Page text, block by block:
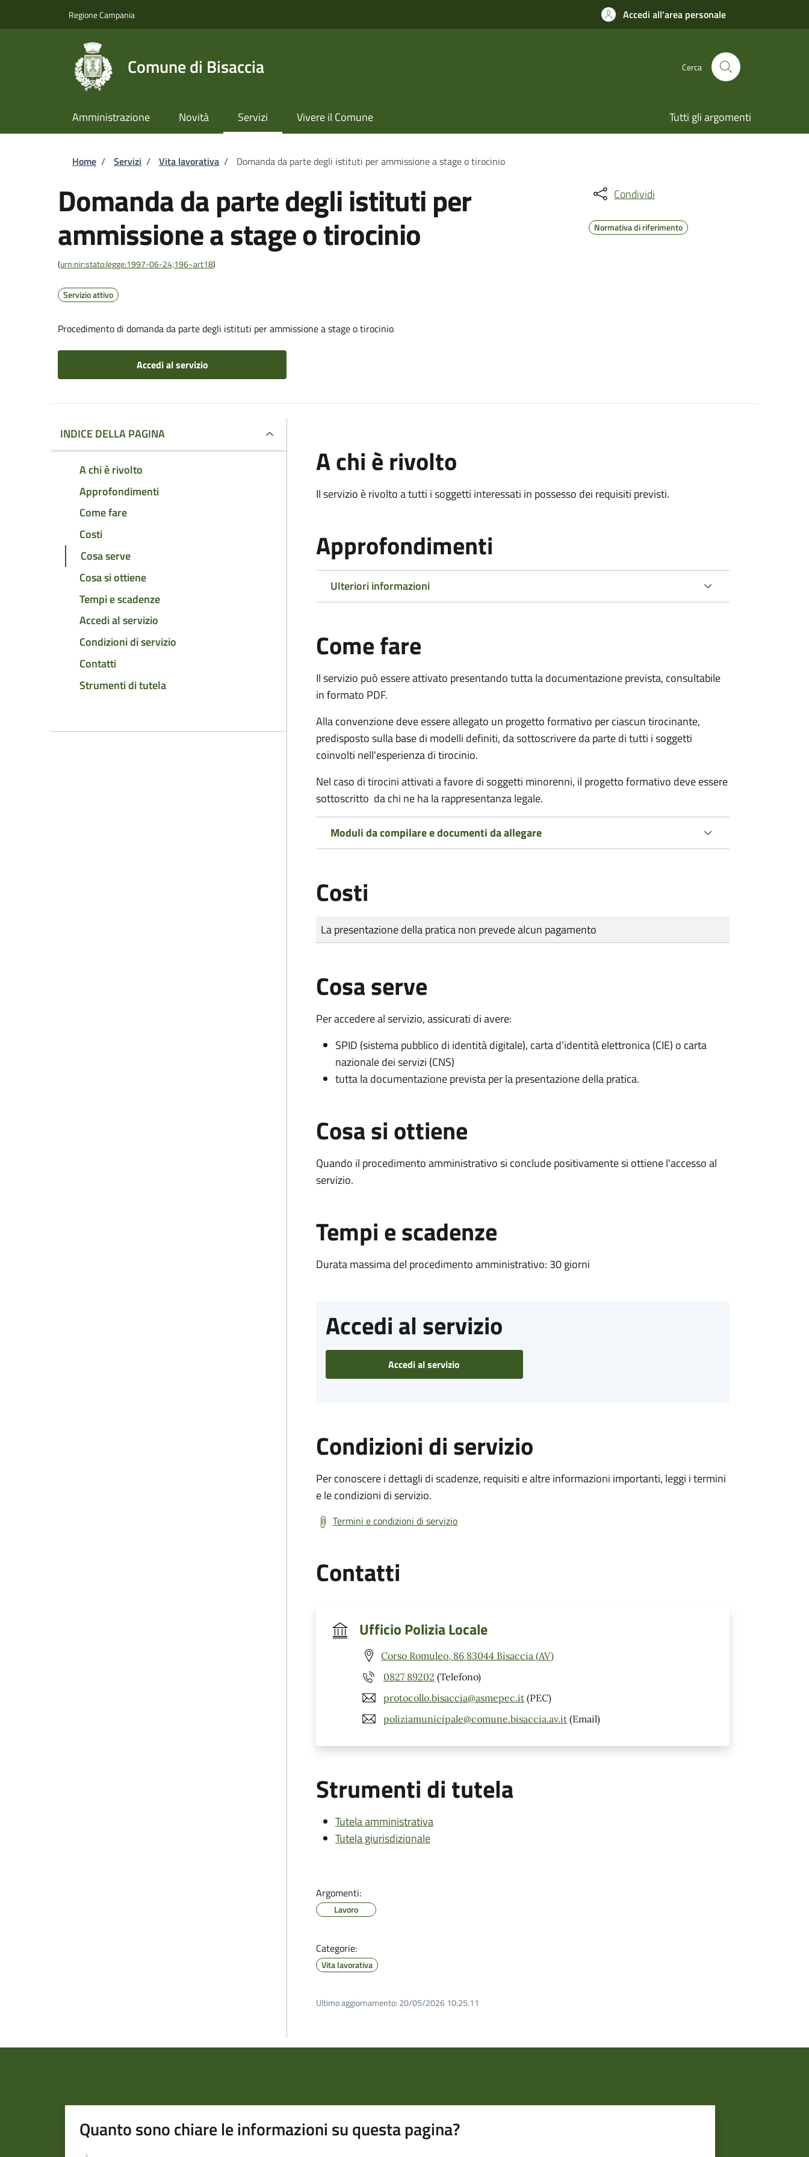
Regione Campania Accedi all'area personale
Comune di Bisaccia Cerca
Amministrazione Novità Servizi Vivere il Comune Tutti gli argomenti
Briciole di pane
Home / Servizi / Vita lavorativa / Domanda da parte degli istituti per ammissione a stage o tirocinio
Domanda da parte degli istituti per
ammissione a stage o tirocinio
(urn:nir:stato:legge:1997-06-24;196~art18)
Servizio attivo
Procedimento di domanda da parte degli istituti per ammissione a stage o tirocinio
Accedi al servizio
Condividi
Normativa di riferimento
INDICE DELLA PAGINA
A chi è rivolto
Approfondimenti
Come fare
Costi
Cosa serve
Cosa si ottiene
Tempi e scadenze
Accedi al servizio
Condizioni di servizio
Contatti
Strumenti di tutela
A chi è rivolto
Il servizio è rivolto a tutti i soggetti interessati in possesso dei requisiti previsti.
Approfondimenti
Ulteriori informazioni
Come fare
Il servizio può essere attivato presentando tutta la documentazione prevista, consultabile
in formato PDF.
Alla convenzione deve essere allegato un progetto formativo per ciascun tirocinante,
predisposto sulla base di modelli definiti, da sottoscrivere da parte di tutti i soggetti
coinvolti nell'esperienza di tirocinio.
Nel caso di tirocini attivati a favore di soggetti minorenni, il progetto formativo deve essere
sottoscritto da chi ne ha la rappresentanza legale.
Moduli da compilare e documenti da allegare
Costi
Tipo di pagamento
Importo
La presentazione della pratica non prevede alcun pagamento
Cosa serve
Per accedere al servizio, assicurati di avere:
SPID (sistema pubblico di identità digitale), carta d’identità elettronica (CIE) o carta
nazionale dei servizi (CNS)
tutta la documentazione prevista per la presentazione della pratica.
Cosa si ottiene
Quando il procedimento amministrativo si conclude positivamente si ottiene l'accesso al
servizio.
Tempi e scadenze
Durata massima del procedimento amministrativo: 30 giorni
Accedi al servizio
Accedi al servizio
Condizioni di servizio
Per conoscere i dettagli di scadenze, requisiti e altre informazioni importanti, leggi i termini
e le condizioni di servizio.
Termini e condizioni di servizio
Contatti
Ufficio Polizia Locale
Corso Romuleo, 86 83044 Bisaccia (AV)
0827 89202 (Telefono)
protocollo.bisaccia@asmepec.it (PEC)
poliziamunicipale@comune.bisaccia.av.it (Email)
Strumenti di tutela
Tutela amministrativa
Tutela giurisdizionale
Argomenti:
Lavoro
Categorie:
Vita lavorativa
Ultimo aggiornamento: 20/05/2026 10:25.11
Quanto sono chiare le informazioni su questa pagina?